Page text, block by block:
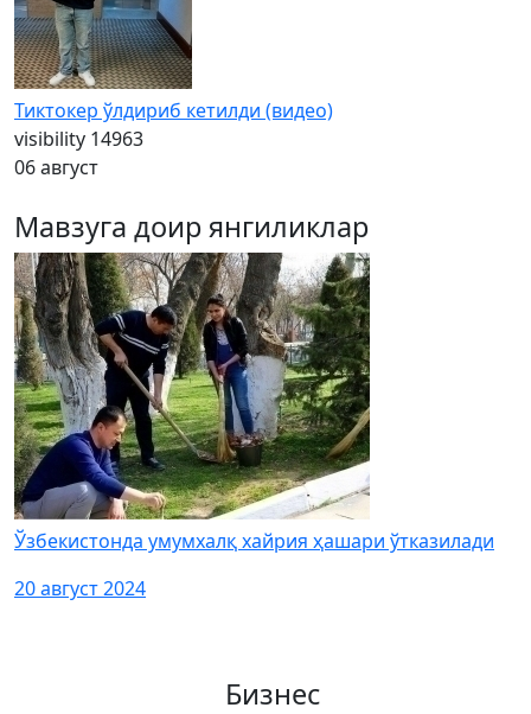
Тиктокер ўлдириб кетилди (видео)
visibility 14963
06 август
Мавзуга доир янгиликлар
Ўзбекистонда умумхалқ хайрия ҳашари ўтказилади
20 август 2024
Бизнес